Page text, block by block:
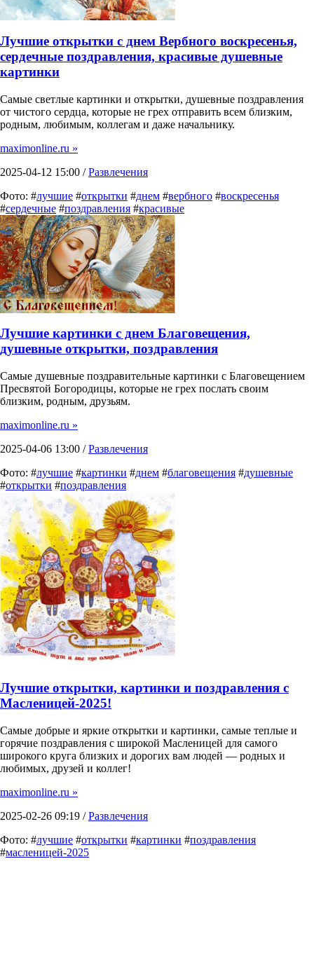
Лучшие открытки с днем Вербного воскресенья,
сердечные поздравления, красивые душевные
картинки
Самые светлые картинки и открытки, душевные поздравления
от чистого сердца, которые не грех отправить всем близким,
родным, любимым, коллегам и даже начальнику.
maximonline.ru »
2025-04-12 15:00 /Развлечения
Фото: #лучшие #открытки #днем #вербного #воскресенья
#сердечные #поздравления #красивые
Лучшие картинки с днем Благовещения,
душевные открытки, поздравления
Самые душевные поздравительные картинки с Благовещением
Пресвятой Богородицы, которые не грех послать своим
близким, родным, друзьям.
maximonline.ru »
2025-04-06 13:00 /Развлечения
Фото: #лучшие #картинки #днем #благовещения #душевные
#открытки #поздравления
Лучшие открытки, картинки и поздравления с
Масленицей-2025!
Самые добрые и яркие открытки и картинки, самые теплые и
горячие поздравления с широкой Масленицей для самого
широкого круга близких и дорогих вам людей — родных и
любимых, друзей и коллег!
maximonline.ru »
2025-02-26 09:19 /Развлечения
Фото: #лучшие #открытки #картинки #поздравления
#масленицей-2025